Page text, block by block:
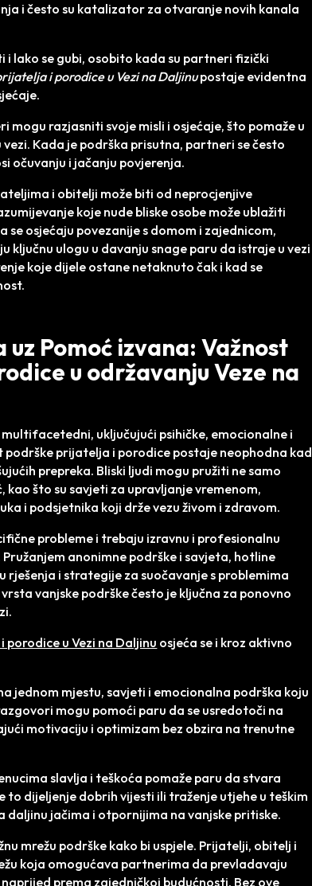
i često su katalizator za otvaranje novih kanala
i lako se gubi, osobito kada su partneri fizički
i porodice u Vezi na Daljinupostaje evidentna
mogu razjasniti svoje misli i osjećaje, što pomaže u
Kada je podrška prisutna, partneri se često
očuvanju i jačanju povjerenja.
i obitelji može biti od neprocjenjive
koje nude bliske osobe može ublažiti
osjećaju povezanije s domom i zajednicom,
ključnu ulogu u davanju snage paru da istraje u vezi
koje dijele ostane netaknuto čak i kad se
Pomoć izvana: Važnost
u održavanju Veze na
uključujući psihičke, emocionalne i
podrške prijatelja i porodice postaje neophodna kad
prepreka. Bliski ljudi mogu pružiti ne samo
što su savjeti za upravljanje vremenom,
i podsjetnika koji drže vezu živom i zdravom.
probleme i trebaju izravnu i profesionalnu
anonimne podrške i savjeta, hotline
rješenja i strategije za suočavanje s problemima
vanjske podrške često je ključna za ponovno
u Vezi na Daljinu osjeća se i kroz aktivno
jednom mjestu, savjeti i emocionalna podrška koju
mogu pomoći paru da se usredotoči na
motivaciju i optimizam bez obzira na trenutne
slavlja i teškoća pomaže paru da stvara
to dijeljenje dobrih vijesti ili traženje utjehe u teškim
daljinu jačima i otpornijima na vanjske pritiske.
mrežu podrške kako bi uspjele. Prijatelji, obitelj i
koja omogućava partnerima da prevladavaju
prema zajedničkoj budućnosti. Bez ove